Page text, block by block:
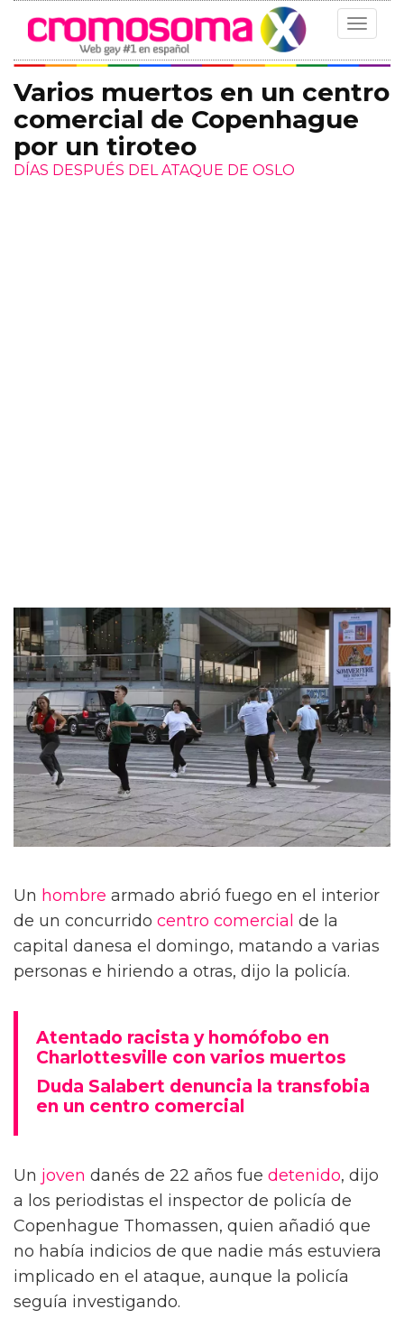
Toggle
Varios muertos en un centro
comercial de Copenhague
por un tiroteo
DÍAS DESPUÉS DEL ATAQUE DE OSLO
Un hombre armado abrió fuego en el interior
de un concurrido centro comercial de la
capital danesa el domingo, matando a varias
personas e hiriendo a otras, dijo la policía.
Atentado racista y homófobo en
Charlottesville con varios muertos
Duda Salabert denuncia la transfobia
en un centro comercial
Un joven danés de 22 años fue detenido, dijo
a los periodistas el inspector de policía de
Copenhague Thomassen, quien añadió que
no había indicios de que nadie más estuviera
implicado en el ataque, aunque la policía
seguía investigando.